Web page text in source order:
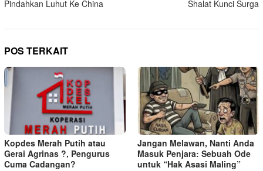
pos
Pindahkan Luhut Ke China Shalat Kunci Surga
POS TERKAIT
Kopdes Merah Putih atau
Gerai Agrinas ?, Pengurus
Cuma Cadangan?
Jangan Melawan, Nanti Anda
Masuk Penjara: Sebuah Ode
untuk “Hak Asasi Maling”